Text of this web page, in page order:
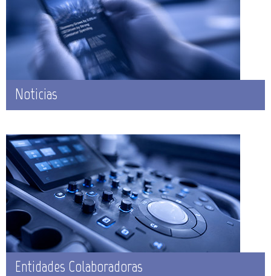
Noticias
Entidades Colaboradoras